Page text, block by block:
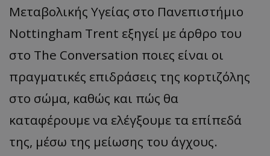
Μεταβολικής Υγείας στο Πανεπιστήμιο
Nottingham Trent εξηγεί με άρθρο του
στο The Conversation ποιες είναι οι
πραγματικές επιδράσεις της κορτιζόλης
στο σώμα, καθώς και πώς θα
καταφέρουμε να ελέγξουμε τα επίπεδά
της, μέσω της μείωσης του άγχους.